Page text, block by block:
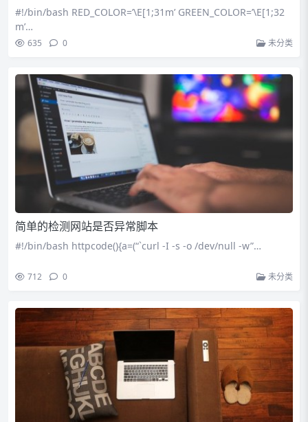
#!/bin/bash RED_COLOR=’\E[1;31m’ GREEN_COLOR=’\E[1;32
m’…
635 0 未分类
简单的检测网站是否异常脚本
#!/bin/bash httpcode(){a=(“`curl -I -s -o /dev/null -w”…
712 0 未分类